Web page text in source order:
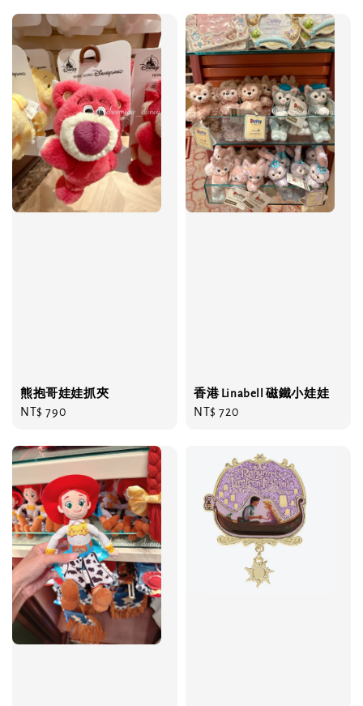
熊抱哥娃娃抓夾
Regular
NT$ 790
香港 Linabell 磁鐵小娃娃
Regular
NT$ 720